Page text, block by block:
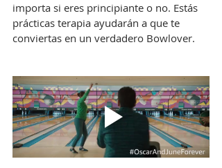
importa si eres principiante o no. Estás
prácticas terapia ayudarán a que te
conviertas en un verdadero Bowlover.